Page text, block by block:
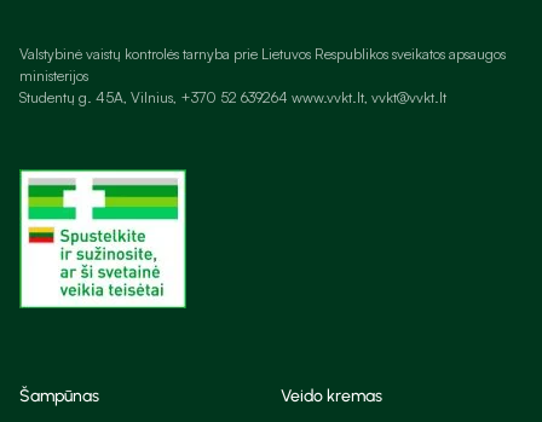
Valstybinė vaistų kontrolės tarnyba prie Lietuvos Respublikos sveikatos apsaugos
ministerijos
Studentų g. 45A, Vilnius, +370 52 639264 www.vvkt.lt, vvkt@vvkt.lt
Šampūnas Veido kremas